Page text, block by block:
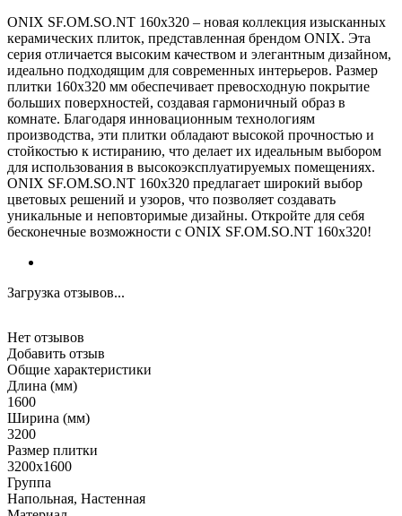
ONIX SF.OM.SO.NT 160х320 – новая коллекция изысканных
керамических плиток, представленная брендом ONIX. Эта
серия отличается высоким качеством и элегантным дизайном,
идеально подходящим для современных интерьеров. Размер
плитки 160х320 мм обеспечивает превосходную покрытие
больших поверхностей, создавая гармоничный образ в
комнате. Благодаря инновационным технологиям
производства, эти плитки обладают высокой прочностью и
стойкостью к истиранию, что делает их идеальным выбором
для использования в высокоэксплуатируемых помещениях.
ONIX SF.OM.SO.NT 160х320 предлагает широкий выбор
цветовых решений и узоров, что позволяет создавать
уникальные и неповторимые дизайны. Откройте для себя
бесконечные возможности с ONIX SF.OM.SO.NT 160х320!
Загрузка отзывов...
Нет отзывов
Добавить отзыв
Общие характеристики
Длина (мм)
1600
Ширина (мм)
3200
Размер плитки
3200x1600
Группа
Напольная, Настенная